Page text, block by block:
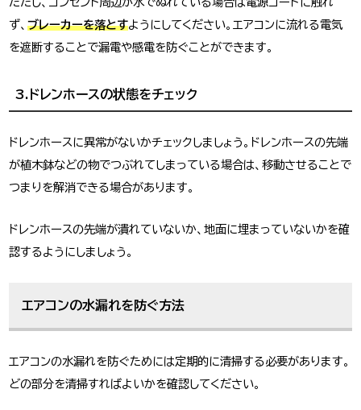
ず、ブレーカーを落とすようにしてください。エアコンに流れる電気
を遮断することで漏電や感電を防ぐことができます。
3.ドレンホースの状態をチェック
ドレンホースに異常がないかチェックしましょう。ドレンホースの先端
が植木鉢などの物でつぶれてしまっている場合は、移動させることで
つまりを解消できる場合があります。
ドレンホースの先端が潰れていないか、地面に埋まっていないかを確
認するようにしましょう。
エアコンの水漏れを防ぐ方法
エアコンの水漏れを防ぐためには定期的に清掃する必要があります。
どの部分を清掃すればよいかを確認してください。